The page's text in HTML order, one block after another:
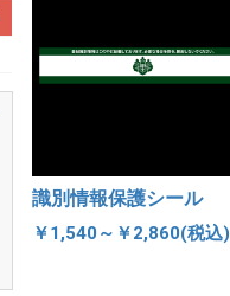
識別情報保護シール
￥1,540～￥2,860(税込)